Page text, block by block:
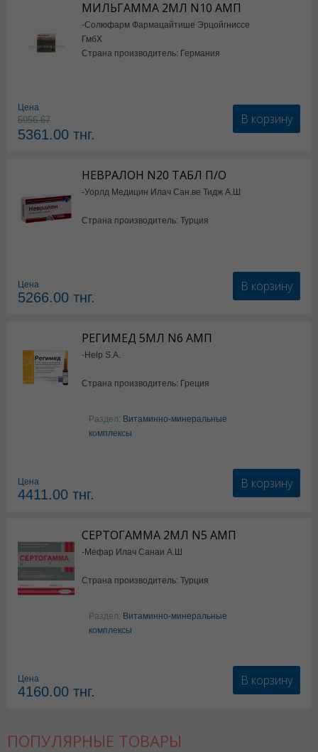
МИЛЬГАММА 2МЛ N10 АМП
-Солюфарм Фармацайтише Эрцойгниссе
ГмбХ
Страна производитель: Германия
Цена
5956.67
5361.00 тнг.
В корзину
НЕВРАЛОН N20 ТАБЛ П/О
-Уорлд Медицин Илач Сан.ве Тидж А.Ш
Страна производитель: Турция
Цена
5266.00 тнг.
В корзину
РЕГИМЕД 5МЛ N6 АМП
-Help S.A.
Страна производитель: Греция
Раздел: Витаминно-минеральные
комплексы
Цена
4411.00 тнг.
В корзину
СЕРТОГАММА 2МЛ N5 АМП
-Мефар Илач Санаи А.Ш
Страна производитель: Турция
Раздел: Витаминно-минеральные
комплексы
Цена
4160.00 тнг.
В корзину
ПОПУЛЯРНЫЕ ТОВАРЫ